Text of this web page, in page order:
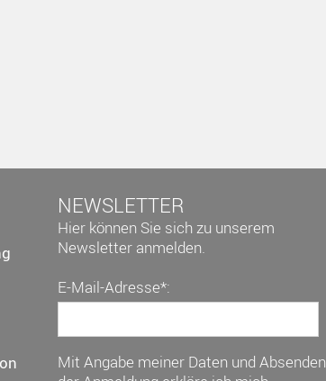
NEWSLETTER
Hier können Sie sich zu unserem
Newsletter anmelden.
E-Mail-Adresse*:
Mit Angabe meiner Daten und Absenden